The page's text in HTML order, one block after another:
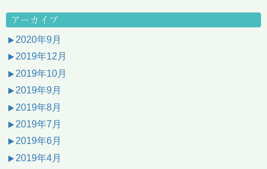
アーカイブ
2020年9月
2019年12月
2019年10月
2019年9月
2019年8月
2019年7月
2019年6月
2019年4月